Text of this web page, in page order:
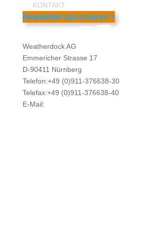
KONTAKT
Newsletter abonnieren >
YouTube
Weatherdock AG
Emmericher Strasse 17
D-90411 Nürnberg
Telefon:+49 (0)911-376638-30
Telefax:+49 (0)911-376638-40
E-Mail: